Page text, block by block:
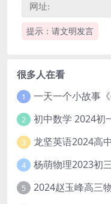
提示：请文明发言
很多人在看
1
2
3 龙坚英语2024高
4
5